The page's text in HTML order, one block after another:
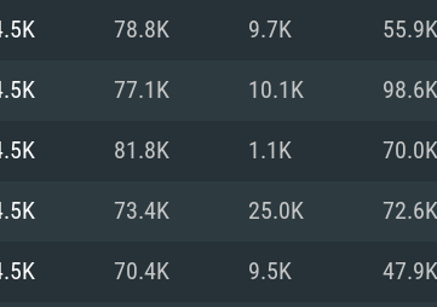
이상
DirectX 11 이상을 지원하는
드밴드 인터넷
: 62.2 GB (전체 클라이언트)
Vulkan 을 지원하고, 최신 그래
을 가지며 최신 그래픽 드라
RX 570 (6개월 미만; 최소사
78.8K 9.7K 55.9K
77.1K 10.1K 98.6K
81.8K 1.1K 70.0K
73.4K 25.0K 72.6K
70.4K 9.5K 47.9K